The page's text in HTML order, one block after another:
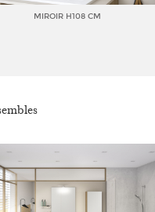
MIROIR H108 CM